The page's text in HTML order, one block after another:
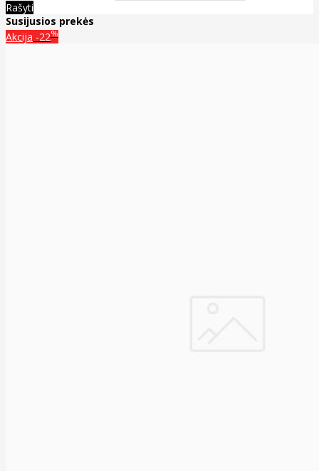
Rašyti
Susijusios prekės
Akcija -22%